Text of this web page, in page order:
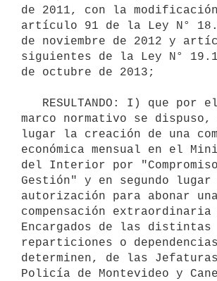
de 2011, con la
artículo 91 de la Ley N°
de noviembre de 2012 y
siguientes de la Ley N°
de octubre de 2013;
marco normativo se dispuso,
lugar la creación de una
económica mensual en el
del Interior por
Gestión" y en segundo lugar
autorización para abonar una
compensación
Encargados de las distintas
reparticiones o
determinen, de las
Policía de Montevideo y